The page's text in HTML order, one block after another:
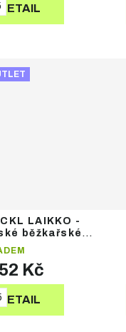
LAIKKO -
běžkařské
Kč